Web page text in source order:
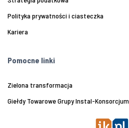
Polityka prywatności i ciasteczka
Kariera
Pomocne linki
Zielona transformacja
Giełdy Towarowe Grupy Instal-Konsorcjum